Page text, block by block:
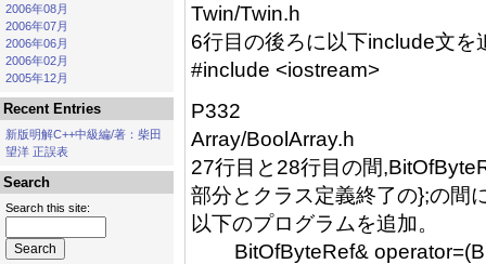
2006年08月
2006年07月
2006年06月
2006年02月
2005年12月
Recent Entries
新版明解C++中級編/著：柴田
望洋 正誤表
Search
Search this site:
Twin/Twin.h
6行目の後ろに以下include文を
#include <iostream>
P332
Array/BoolArray.h
27行目と28行目の間
部分とクラス定義終了の};の間
以下のプログラムを追加。
BitOfByteRef&